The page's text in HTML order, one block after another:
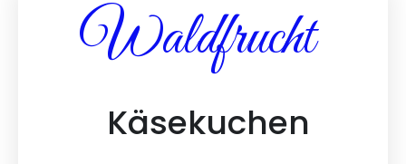
Waldfrucht
Käsekuchen